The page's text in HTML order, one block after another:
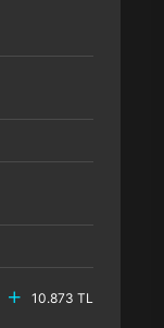
10.873 TL